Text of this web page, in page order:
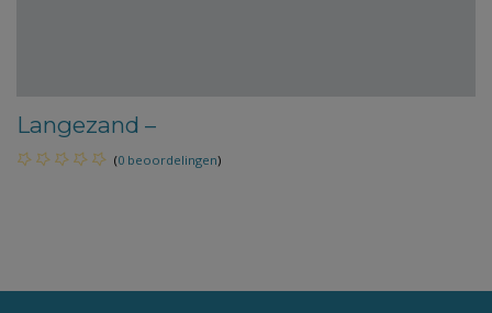
Langezand –
(0 beoordelingen)